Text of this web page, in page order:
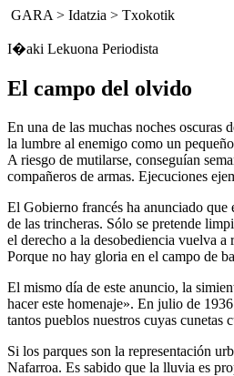
GARA > Idatzia > Txokotik
I�aki Lekuona Periodista
El campo del olvido
En una de las muchas noches
la lumbre al enemigo como un
A riesgo de mutilarse, conseguían
compañeros de armas. Ejecuciones
El Gobierno francés ha anunciado que
de las trincheras. Sólo se pretende
el derecho a la desobediencia vuelva
Porque no hay gloria en el campo de
El mismo día de este anuncio, la
hacer este homenaje». En julio de
tantos pueblos nuestros cuyas cunetas
Si los parques son la representación
Nafarroa. Es sabido que la lluvia es